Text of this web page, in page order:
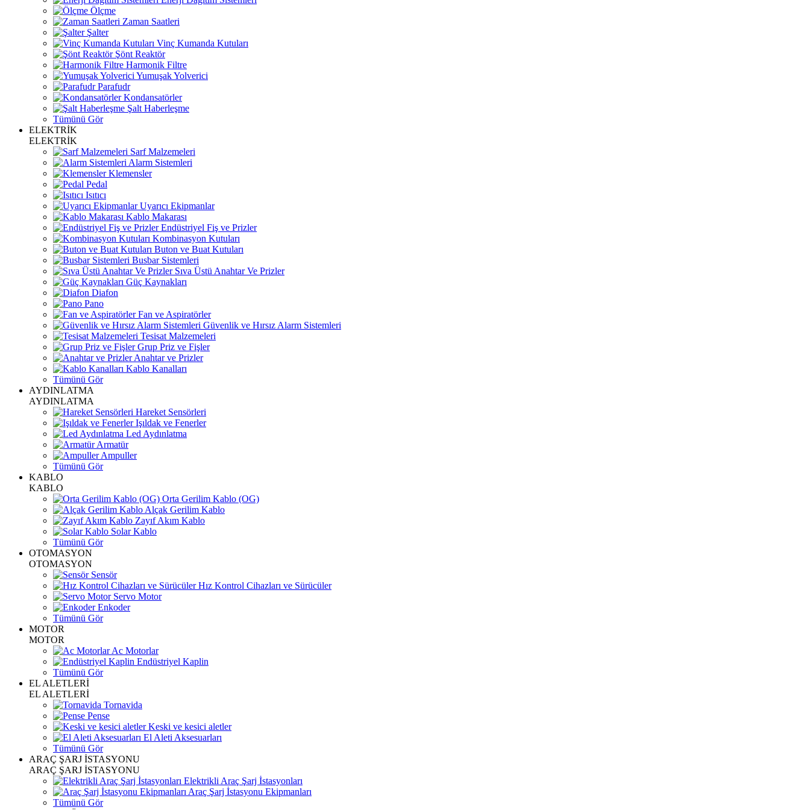
Ölçme
Zaman Saatleri
Şalter
Vinç Kumanda Kutuları
Şönt Reaktör
Harmonik Filtre
Yumuşak Yolverici
Parafudr
Kondansatörler
Şalt Haberleşme
Tümünü Gör
ELEKTRİK
ELEKTRİK
Sarf Malzemeleri
Alarm Sistemleri
Klemensler
Pedal
Isıtıcı
Uyarıcı Ekipmanlar
Kablo Makarası
Endüstriyel Fiş ve Prizler
Kombinasyon Kutuları
Buton ve Buat Kutuları
Busbar Sistemleri
Sıva Üstü Anahtar Ve Prizler
Güç Kaynakları
Diafon
Pano
Fan ve Aspiratörler
Güvenlik ve Hırsız Alarm Sistemleri
Tesisat Malzemeleri
Grup Priz ve Fişler
Anahtar ve Prizler
Kablo Kanalları
Tümünü Gör
AYDINLATMA
AYDINLATMA
Hareket Sensörleri
Işıldak ve Fenerler
Led Aydınlatma
Armatür
Ampuller
Tümünü Gör
KABLO
KABLO
Orta Gerilim Kablo (OG)
Alçak Gerilim Kablo
Zayıf Akım Kablo
Solar Kablo
Tümünü Gör
OTOMASYON
OTOMASYON
Sensör
Hız Kontrol Cihazları ve Sürücüler
Servo Motor
Enkoder
Tümünü Gör
MOTOR
MOTOR
Ac Motorlar
Endüstriyel Kaplin
Tümünü Gör
EL ALETLERİ
EL ALETLERİ
Tornavida
Pense
Keski ve kesici aletler
El Aleti Aksesuarları
Tümünü Gör
ARAÇ ŞARJ İSTASYONU
ARAÇ ŞARJ İSTASYONU
Elektrikli Araç Şarj İstasyonları
Araç Şarj İstasyonu Ekipmanları
Tümünü Gör